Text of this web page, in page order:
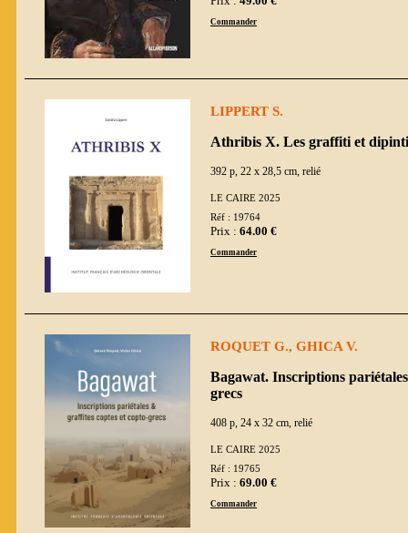
Commander
LIPPERT S.
Athribis X. Les graffiti et
392 p, 22 x 28,5 cm, relié
LE CAIRE 2025
Réf : 19764
Prix : 64.00 €
Commander
ROQUET G., GHICA V.
Bagawat. Inscriptions
grecs
408 p, 24 x 32 cm, relié
LE CAIRE 2025
Réf : 19765
Prix : 69.00 €
Commander